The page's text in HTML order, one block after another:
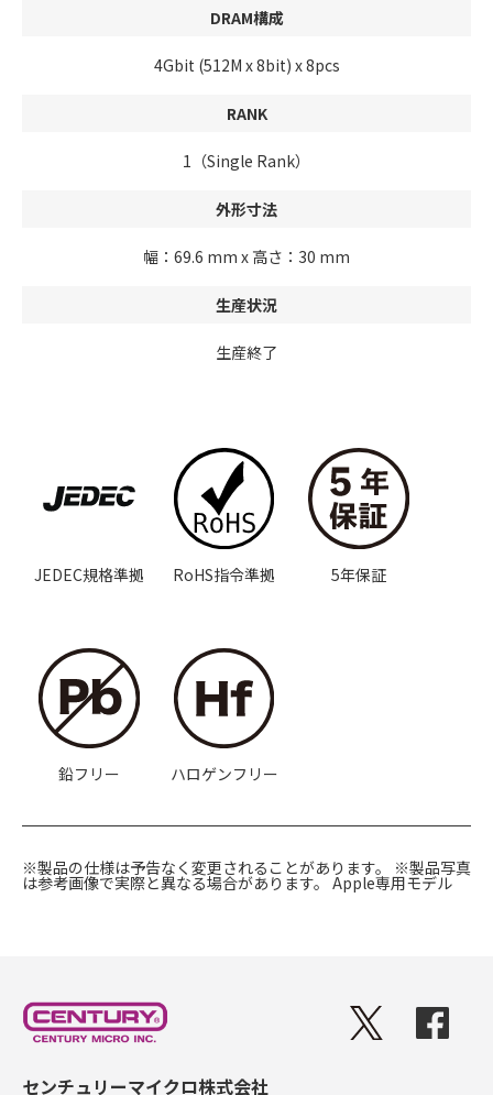
DRAM構成
4Gbit (512M x 8bit) x 8pcs
RANK
1（Single Rank）
外形寸法
幅：69.6 mm x 高さ：30 mm
生産状況
生産終了
JEDEC規格準拠 RoHS指令準拠 5年保証
鉛フリー ハロゲンフリー
※製品の仕様は予告なく変更されることがあります。 ※製品写真
は参考画像で実際と異なる場合があります。 Apple専用モデル
センチュリーマイクロ株式会社